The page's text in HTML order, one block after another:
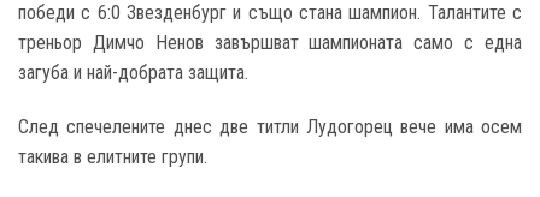
победи с 6:0 Звезденбург и също стана шампион. Талантите с
треньор Димчо Ненов завършват шампионата само с една
загуба и най-добрата защита.
След спечелените днес две титли Лудогорец вече има осем
такива в елитните групи.